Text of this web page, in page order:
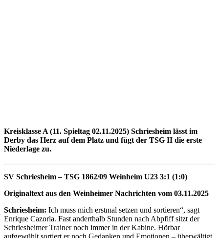
Kreisklasse A (11. Spieltag 02.11.2025) Schriesheim lässt im
Derby das Herz auf dem Platz und fügt der TSG II die erste
Niederlage zu.
SV Schriesheim – TSG 1862/09 Weinheim U23 3:1 (1:0)
Originaltext aus den Weinheimer Nachrichten vom 03.11.2025
Schriesheim: Ich muss mich erstmal setzen und sortieren“, sagt
Enrique Cazorla. Fast anderthalb Stunden nach Abpfiff sitzt der
Schriesheimer Trainer noch immer in der Kabine. Hörbar